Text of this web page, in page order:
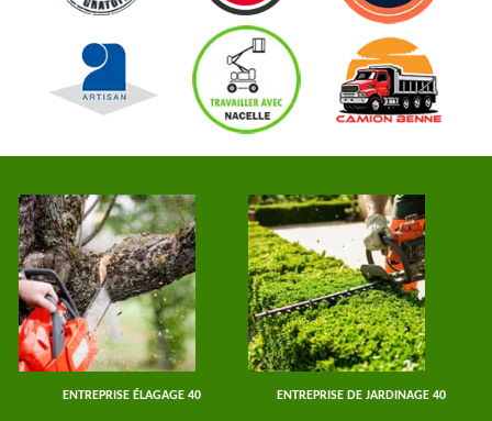
ENTREPRISE ÉLAGAGE 40 ENTREPRISE DE JARDINAGE 40